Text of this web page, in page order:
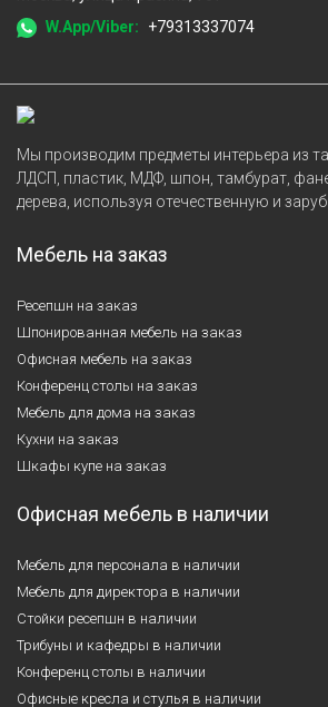
W.App/Viber:
+79313337074
Мы производим предметы интерьера из
ЛДСП, пластик, МДФ, шпон, тамбурат,
дерева, используя отечественную и
Мебель на заказ
Ресепшн на заказ
Шпонированная мебель на заказ
Офисная мебель на заказ
Конференц столы на заказ
Мебель для дома на заказ
Кухни на заказ
Шкафы купе на заказ
Офисная мебель в наличии
Мебель для персонала в наличии
Мебель для директора в наличии
Стойки ресепшн в наличии
Трибуны и кафедры в наличии
Конференц столы в наличии
Офисные кресла и стулья в наличии